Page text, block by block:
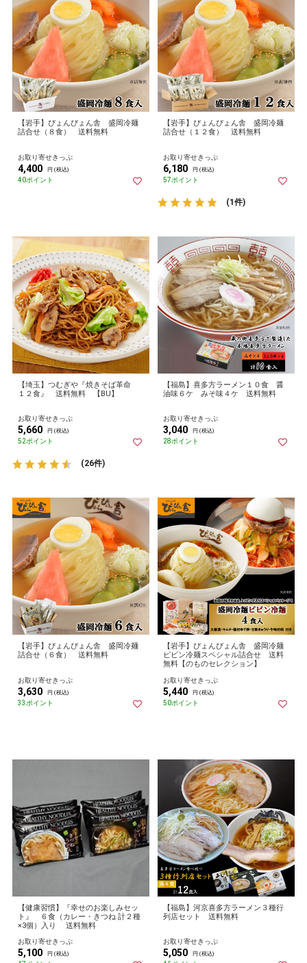
【岩手】ぴょんぴょん舎 盛岡冷麺
詰合せ（８食） 送料無料
お取り寄せきっぷ
4,400 円 (税込)
40ポイント
【岩手】ぴょんぴょん舎 盛岡冷麺
詰合せ（１２食） 送料無料
お取り寄せきっぷ
6,180 円 (税込)
57ポイント
(1件)
【埼玉】つむぎや『焼きそば革命
１２食』 送料無料 【BU】
お取り寄せきっぷ
5,660 円 (税込)
52ポイント
(26件)
【福島】喜多方ラーメン１０食 醤
油味６ケ みそ味４ケ 送料無料
お取り寄せきっぷ
3,040 円 (税込)
28ポイント
【岩手】ぴょんぴょん舎 盛岡冷麺
詰合せ（６食） 送料無料
お取り寄せきっぷ
3,630 円 (税込)
33ポイント
【岩手】ぴょんぴょん舎 盛岡冷麺
ピビン冷麺スペシャル詰合せ 送料
無料【のものセレクション】
お取り寄せきっぷ
5,440 円 (税込)
50ポイント
【健康習慣】『幸せのお楽しみセッ
ト』 ６食（カレー・きつね 計２種
×3個）入り 送料無料
お取り寄せきっぷ
5,100 円 (税込)
【福島】河京喜多方ラーメン３種行
列店セット 送料無料
お取り寄せきっぷ
5,050 円 (税込)